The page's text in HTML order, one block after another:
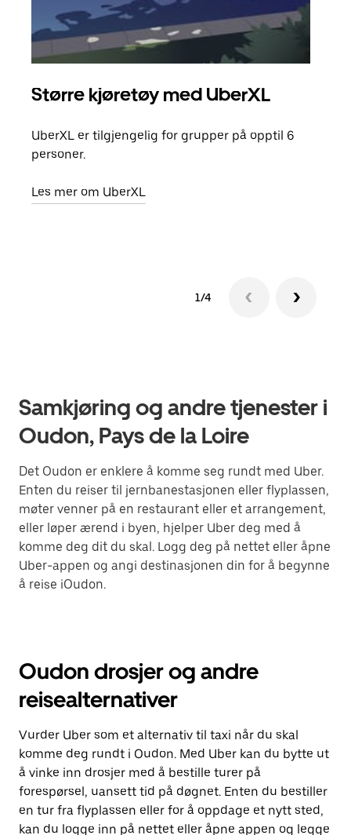
Større kjøretøy med UberXL
UberXL er tilgjengelig for grupper på opptil 6
personer.
Les mer om UberXL
1/4
Samkjøring og andre tjenester i
Oudon, Pays de la Loire
Det Oudon er enklere å komme seg rundt med Uber.
Enten du reiser til jernbanestasjonen eller flyplassen,
møter venner på en restaurant eller et arrangement,
eller løper ærend i byen, hjelper Uber deg med å
komme deg dit du skal. Logg deg på nettet eller åpne
Uber-appen og angi destinasjonen din for å begynne
å reise iOudon.
Oudon drosjer og andre
reisealternativer
Vurder Uber som et alternativ til taxi når du skal
komme deg rundt i Oudon. Med Uber kan du bytte ut
å vinke inn drosjer med å bestille turer på
forespørsel, uansett tid på døgnet. Enten du bestiller
en tur fra flyplassen eller for å oppdage et nytt sted,
kan du logge inn på nettet eller åpne appen og legge